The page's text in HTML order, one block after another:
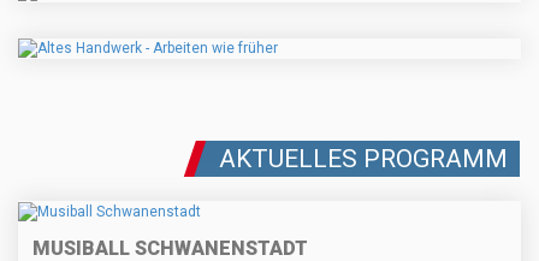
AKTUELLES PROGRAMM
MUSIBALL SCHWANENSTADT